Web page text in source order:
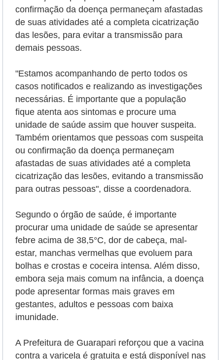
confirmação da doença permaneçam afastadas
de suas atividades até a completa cicatrização
das lesões, para evitar a transmissão para
demais pessoas.
"Estamos acompanhando de perto todos os
casos notificados e realizando as investigações
necessárias. É importante que a população
fique atenta aos sintomas e procure uma
unidade de saúde assim que houver suspeita.
Também orientamos que pessoas com suspeita
ou confirmação da doença permaneçam
afastadas de suas atividades até a completa
cicatrização das lesões, evitando a transmissão
para outras pessoas", disse a coordenadora.
Segundo o órgão de saúde, é importante
procurar uma unidade de saúde se apresentar
febre acima de 38,5°C, dor de cabeça, mal-
estar, manchas vermelhas que evoluem para
bolhas e crostas e coceira intensa. Além disso,
embora seja mais comum na infância, a doença
pode apresentar formas mais graves em
gestantes, adultos e pessoas com baixa
imunidade.
A Prefeitura de Guarapari reforçou que a vacina
contra a varicela é gratuita e está disponível nas